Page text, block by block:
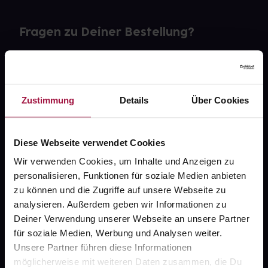
Zustimmung Details Über Cookies
Diese Webseite verwendet Cookies
Wir verwenden Cookies, um Inhalte und Anzeigen zu
personalisieren, Funktionen für soziale Medien anbieten
zu können und die Zugriffe auf unsere Webseite zu
analysieren. Außerdem geben wir Informationen zu
Deiner Verwendung unserer Webseite an unsere Partner
für soziale Medien, Werbung und Analysen weiter.
Unsere Partner führen diese Informationen
möglicherweise mit weiteren Daten zusammen, die Du
Fragen zu Deiner Bestellung?
gesund.de
Über uns
Karriere
Newsletter